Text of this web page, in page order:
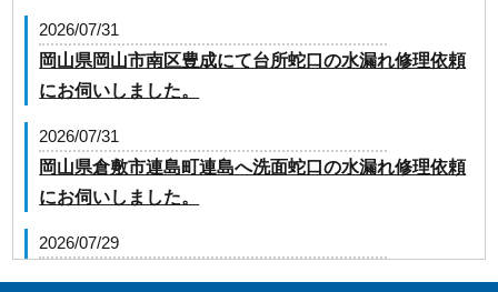
2026/07/31
岡山県岡山市南区豊成にて台所蛇口の水漏れ修理依頼
にお伺いしました。
2026/07/31
岡山県倉敷市連島町連島へ洗面蛇口の水漏れ修理依頼
にお伺いしました。
2026/07/29